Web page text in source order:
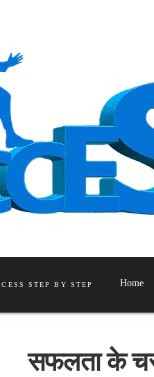
STEP BY STEP Home
सफलता के